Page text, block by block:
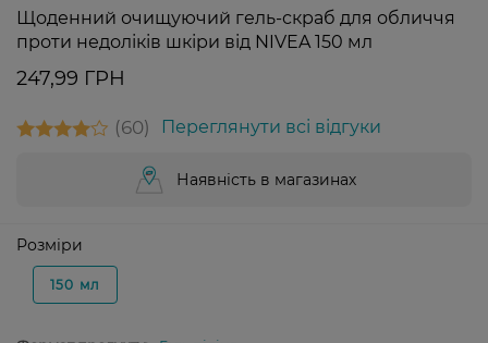
Щоденний очищуючий гель-скраб для обличчя
проти недоліків шкіри від NIVEA 150 мл
247,99 ГРН
60 Переглянути всі відгуки
Наявність в магазинах
Розміри
150 мл